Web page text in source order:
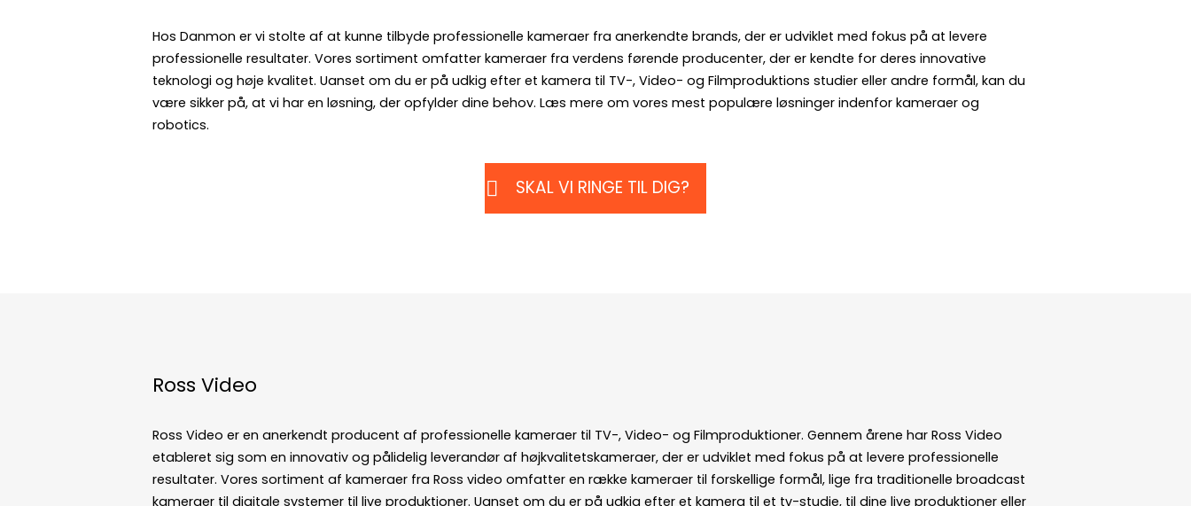
Hos Danmon er vi stolte af at kunne tilbyde professionelle kameraer fra anerkendte brands, der er udviklet med fokus på at levere
professionelle resultater. Vores sortiment omfatter kameraer fra verdens førende producenter, der er kendte for deres innovative
teknologi og høje kvalitet. Uanset om du er på udkig efter et kamera til TV-, Video- og Filmproduktions studier eller andre formål, kan du
være sikker på, at vi har en løsning, der opfylder dine behov. Læs mere om vores mest populære løsninger indenfor kameraer og
robotics.
SKAL VI RINGE TIL DIG?
Ross Video
Ross Video er en anerkendt producent af professionelle kameraer til TV-, Video- og Filmproduktioner. Gennem årene har Ross Video
etableret sig som en innovativ og pålidelig leverandør af højkvalitetskameraer, der er udviklet med fokus på at levere professionelle
resultater. Vores sortiment af kameraer fra Ross video omfatter en række kameraer til forskellige formål, lige fra traditionelle broadcast
kameraer til digitale systemer til live produktioner. Uanset om du er på udkig efter et kamera til et tv-studie, til dine live produktioner eller